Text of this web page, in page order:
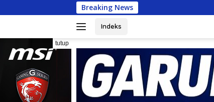
ke
Breaking News
Indeks
tutup